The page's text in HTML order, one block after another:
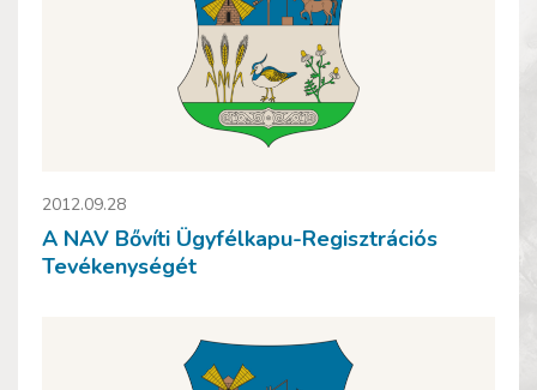
2012.09.28
A NAV Bővíti Ügyfélkapu-Regisztrációs
Tevékenységét